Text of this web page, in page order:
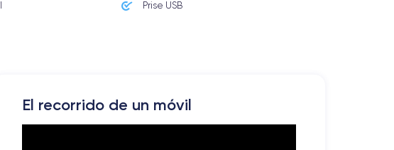
Prise USB
El recorrido de un móvil